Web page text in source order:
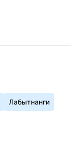
Лабытнанги